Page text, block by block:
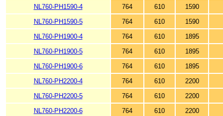
NL760-PH1590-4
764 610
1590
NL760-PH1590-5
764 610
1590
NL760-PH1900-4
764 610
1895
NL760-PH1900-5
764 610
1895
NL760-PH1900-6
764 610
1895
NL760-PH2200-4
764 610
2200
NL760-PH2200-5
764 610
2200
NL760-PH2200-6
764 610
2200